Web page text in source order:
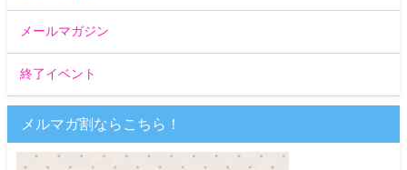
メールマガジン
終了イベント
メルマガ割ならこちら！